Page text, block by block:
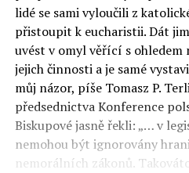
lidé se sami vyloučili z
přistoupit k eucharistii. Dát
uvést v omyl věřící s
jejich činnosti a je samé
můj názor, píše Tomasz P.
předsednictva Konference
Biskupové jasně řekli: „… v
nemohou být ignorovány
nemorálních zákonů.